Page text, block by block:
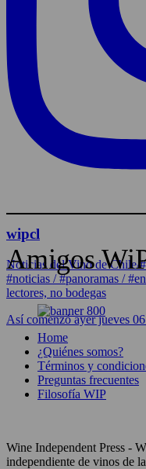
wipcl
Noticias del Vino de Chile/
#noticias / #panoramas /
lectores, no bodegas
Así comenzó ayer jueves
Amigos
Home
¿Quiénes somos?
Términos y
Preguntas frecuentes
Filosofía WIP
Wine Independent Press -
independiente de vinos de